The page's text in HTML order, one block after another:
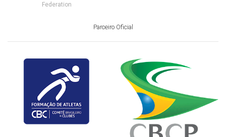
Federation
Parceiro Oficial